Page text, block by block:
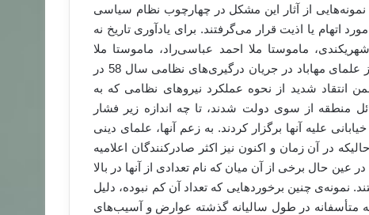
از آثار این مشکل در چهارچوب نظام سیاسی
یا اذیت قرار می‌گرفتند. برای یادآوری تاریخ نه
ماموستا ملا احمد عباسی‌راد، ماموستا ملا
عبدالعزیز تأیید، ماموستا ملا عبدالله احمدیان و چند تن دیگر از علمای مهاباد در جریان درگیری‌های نظامی سال 58 در
انتقاد شدید از نحوه عملکرد نیروهای نظامی که به
منطقه از سوی دولت شدند، تا چه اندازه زیر فشار
علیه آنها برگزار کردند. به زعم آنها، علمای دینی
در آن زمان و اکنون نیز اکثر صادرکنندگان اعلامیه
حال برخی از آن میان که نام تعدادی از آنها در بالا
چنین برخورد‌هایی که تعداد آن کم نبوده، دلیل
متأسفانه در طول سالیانه گذشته عوارض و آسیب‌های